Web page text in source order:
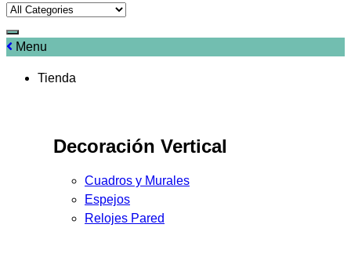
Menu
Tienda
Decoración Vertical
Cuadros y Murales
Espejos
Relojes Pared